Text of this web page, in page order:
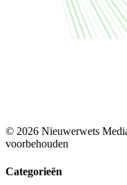
© 2026 Nieuwerwets
voorbehouden
Categorieën